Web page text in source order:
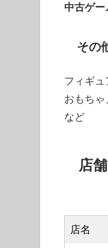
中古ゲー
その
フィギュ
おもちゃ
など
店
店名